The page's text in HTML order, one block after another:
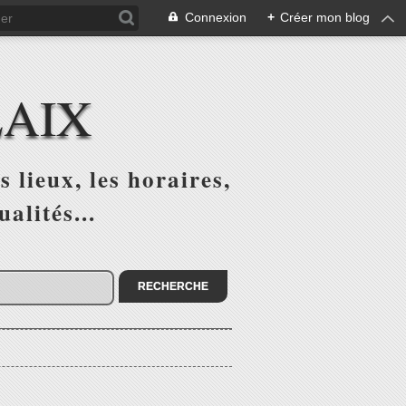
Connexion + Créer mon blog
lieux, les horaires,